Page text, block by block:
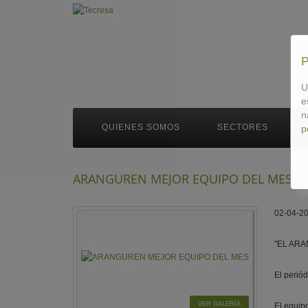
QUIENES SOMOS SECTORES
ARANGUREN MEJOR EQUIPO DEL MES
VER GALERÍA
02-04-
"EL
El
El